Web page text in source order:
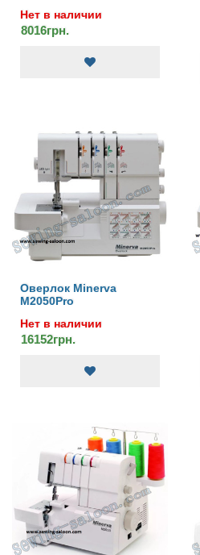
Нет в наличии
8016грн.
Оверлок Minerva
M2050Pro
Нет в наличии
16152грн.